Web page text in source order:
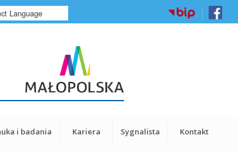
i badania Kariera Sygnalista Kontakt